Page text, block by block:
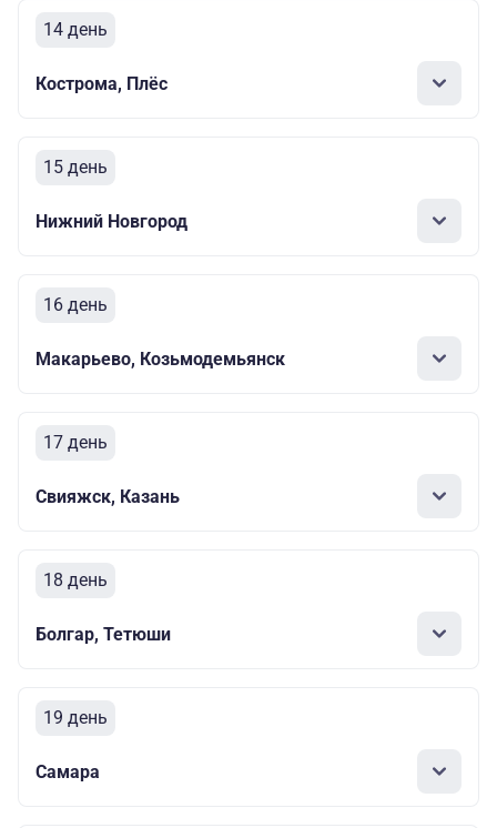
14 день
Кострома, Плёс
15 день
Нижний Новгород
16 день
Макарьево, Козьмодемьянск
17 день
Свияжск, Казань
18 день
Болгар, Тетюши
19 день
Самара